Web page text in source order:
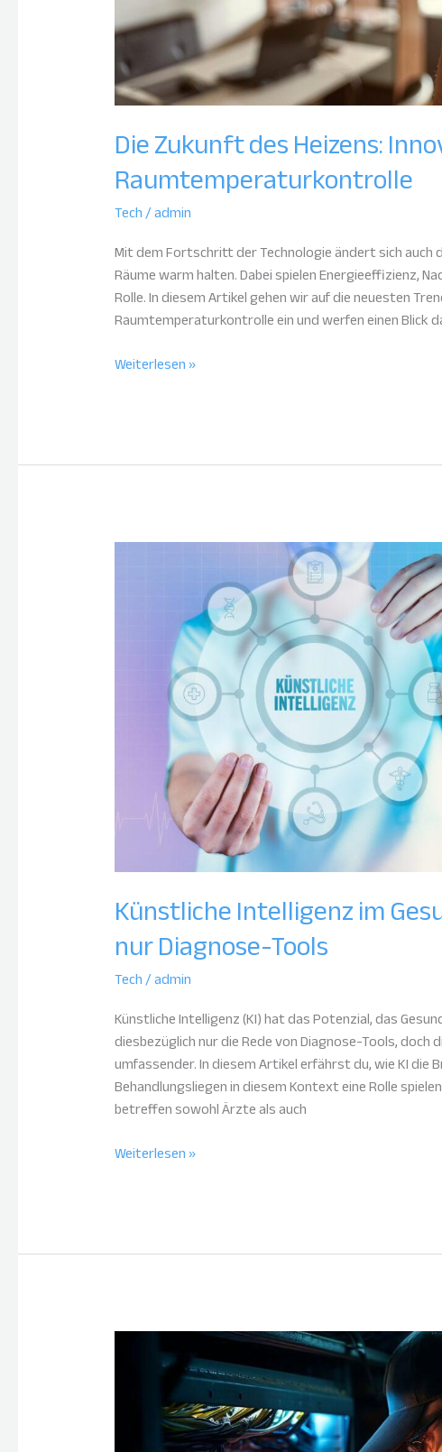
Die Zukunft des Heizens:
Raumtemperaturkontrolle
Tech/admin
Mit dem Fortschritt der Technologie ändert sich auch
Räume warm halten. Dabei spielen Energieeffizienz,
Rolle. In diesem Artikel gehen wir auf die neuesten
Raumtemperaturkontrolle ein und werfen einen Blick
Weiterlesen »
Künstliche Intelligenz im
nur Diagnose-Tools
Tech/admin
Künstliche Intelligenz (KI) hat das Potenzial, das
diesbezüglich nur die Rede von Diagnose-Tools,
umfassender. In diesem Artikel erfährst du, wie KI
Behandlungsliegen in diesem Kontext eine Rolle
betreffen sowohl Ärzte als auch
Gesundheitswesen:
Diagnose-
Weiterlesen »
Datenübertragung:
Lichtwellenleiter